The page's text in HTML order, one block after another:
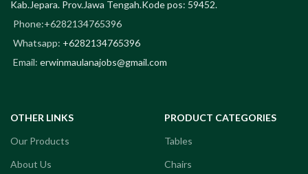
Kab.Jepara. Prov.Jawa Tengah.Kode pos: 59452.
Phone:+6282134765396
Whatsapp: +6282134765396
Email: erwinmaulanajobs@gmail.com
OTHER LINKS
Our Products
About Us
PRODUCT CATEGORIES
Tables
Chairs